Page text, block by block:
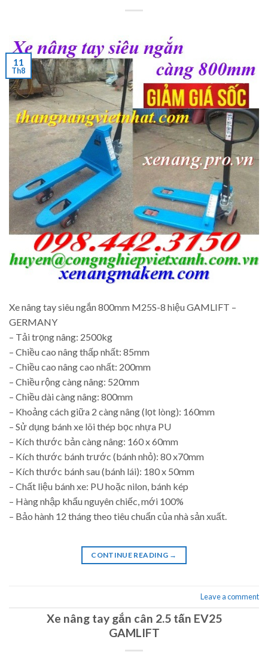
11
Th8
Xe nâng tay siêu ngắn 800mm M25S-8 hiệu GAMLIFT –
GERMANY
– Tải trọng nâng: 2500kg
– Chiều cao nâng thấp nhất: 85mm
– Chiều cao nâng cao nhất: 200mm
– Chiều rộng càng nâng: 520mm
– Chiều dài càng nâng: 800mm
– Khoảng cách giữa 2 càng nâng (lọt lòng): 160mm
– Sử dụng bánh xe lõi thép bọc nhựa PU
– Kích thước bản càng nâng: 160 x 60mm
– Kích thước bánh trước (bánh nhỏ): 80 x70mm
– Kích thước bánh sau (bánh lái): 180 x 50mm
– Chất liệu bánh xe: PU hoặc nilon, bánh kép
– Hàng nhập khẩu nguyên chiếc, mới 100%
– Bảo hành 12 tháng theo tiêu chuẩn của nhà sản xuất.
CONTINUE READING →
Leave a comment
Xe nâng tay gắn cân 2.5 tấn EV25
GAMLIFT